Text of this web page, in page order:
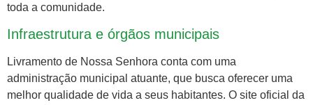
toda a comunidade.
Infraestrutura e órgãos municipais
Livramento de Nossa Senhora conta com uma
administração municipal atuante, que busca oferecer uma
melhor qualidade de vida a seus habitantes. O site oficial da